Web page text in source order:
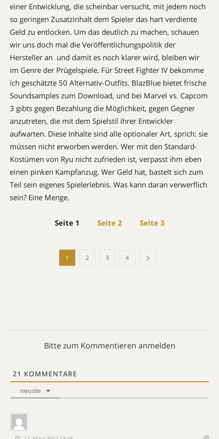
einer Entwicklung, die scheinbar versucht, mit jedem noch
so geringen Zusatzinhalt dem Spieler das hart verdiente
Geld zu entlocken. Um das deutlich zu machen, schauen
wir uns doch mal die Veröffentlichungspolitik der
Hersteller an  und damit es noch klarer wird, bleiben wir
im Genre der Prügelspiele. Für Street Fighter IV bekomme
ich geschätzte 50 Alternativ-Outfits. BlazBlue bietet frische
Soundsamples zum Download, und bei Marvel vs. Capcom
3 gibts gegen Bezahlung die Möglichkeit, gegen Gegner
anzutreten, die mit dem Spielstil ihrer Entwickler
aufwarten. Diese Inhalte sind alle optionaler Art, sprich: sie
müssen nicht erworben werden. Wer mit den Standard-
Kostümen von Ryu nicht zufrieden ist, verpasst ihm eben
einen pinken Kampfanzug. Wer Geld hat, bastelt sich zum
Teil sein eigenes Spielerlebnis. Was kann daran verwerflich
sein? Eine Menge.
Seite 1 Seite 2 Seite 3
1 2 3 4
Bitte zum Kommentieren anmelden
21 KOMMENTARE
neuste